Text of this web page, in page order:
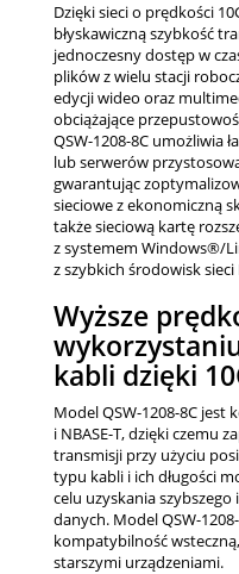
Dzięki sieci o prędkości
błyskawiczną szybkość
jednoczesny dostęp w
plików z wielu stacji
edycji wideo oraz
obciążające
QSW-1208-8C umożliwia
lub serwerów
gwarantując
sieciowe z ekonomiczną
także sieciową kartę
z systemem Windows®/
z szybkich środowisk sieci
Wyższe
kabli dzięki
Model QSW-1208-8C jest
i NBASE-T, dzięki czemu
transmisji przy użyciu
typu kabli i ich długości
celu uzyskania
danych. Model QSW-
kompatybilność
starszymi urządzeniami.